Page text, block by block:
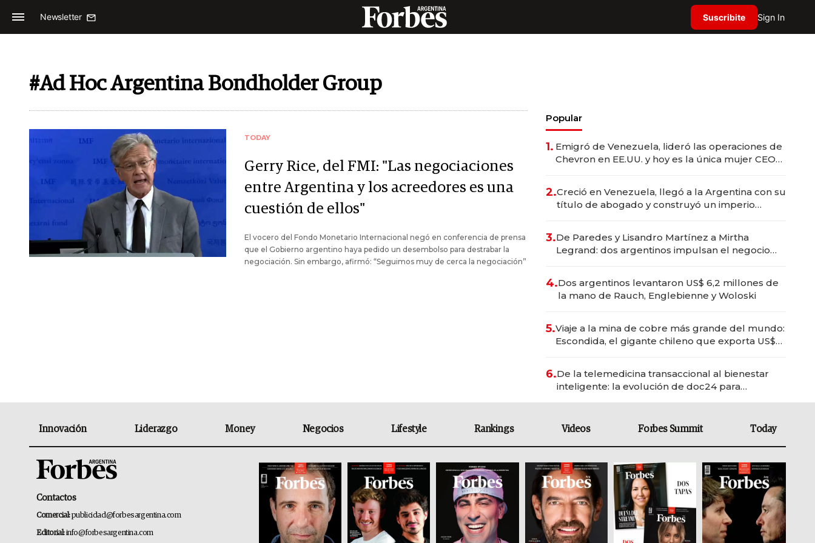
Newsletter Suscribite Sign In
#Ad Hoc Argentina Bondholder Group
TODAY
Gerry Rice, del FMI: "Las negociaciones
entre Argentina y los acreedores es una
cuestión de ellos"
El vocero del Fondo Monetario Internacional negó en conferencia de prensa
que el Gobierno argentino haya pedido un desembolso para destrabar la
negociación. Sin embargo, afirmó: “Seguimos muy de cerca la negociación”
Popular
1. Emigró de Venezuela, lideró las operaciones de
Chevron en EE.UU. y hoy es la única mujer CEO
2.Creció en Venezuela, llegó a la Argentina con su
título de abogado y construyó un imperio
3.De Paredes y Lisandro Martínez a Mirtha
Legrand: dos argentinos impulsan el negocio
4.Dos argentinos levantaron US$ 6,2 millones de
la mano de Rauch, Englebienne y Woloski
5.Viaje a la mina de cobre más grande del mundo:
Escondida, el gigante chileno que exporta US$
6.De la telemedicina transaccional al bienestar
inteligente: la evolución de doc24 para
Innovación Liderazgo Money Negocios Lifestyle Rankings Videos Forbes Summit Today
Contactos
Comercial:publicidad@forbesargentina.com
Editorial:info@forbesargentina.com